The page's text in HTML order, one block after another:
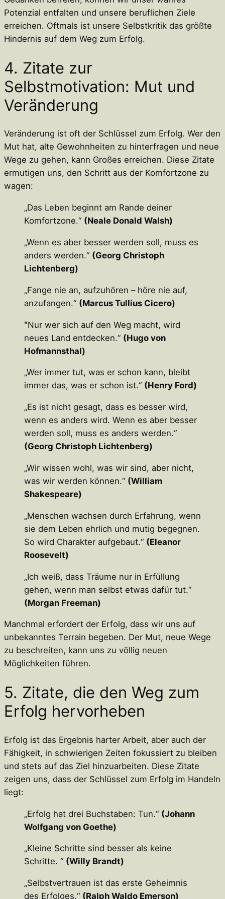
Potenzial entfalten und unsere beruflichen Ziele
erreichen. Oftmals ist unsere Selbstkritik das größte
Hindernis auf dem Weg zum Erfolg.
4. Zitate zur
Selbstmotivation: Mut und
Veränderung
Veränderung ist oft der Schlüssel zum Erfolg. Wer den
Mut hat, alte Gewohnheiten zu hinterfragen und neue
Wege zu gehen, kann Großes erreichen. Diese Zitate
ermutigen uns, den Schritt aus der Komfortzone zu
wagen:
„Das Leben beginnt am Rande deiner
Komfortzone.“ (Neale Donald Walsh)
„Wenn es aber besser werden soll, muss es
anders werden.“ (Georg Christoph
Lichtenberg)
„Fange nie an, aufzuhören – höre nie auf,
anzufangen.“ (Marcus Tullius Cicero)
“Nur wer sich auf den Weg macht, wird
neues Land entdecken.“ (Hugo von
Hofmannsthal)
„Wer immer tut, was er schon kann, bleibt
immer das, was er schon ist.“ (Henry Ford)
„Es ist nicht gesagt, dass es besser wird,
wenn es anders wird. Wenn es aber besser
werden soll, muss es anders werden.“
(Georg Christoph Lichtenberg)
„Wir wissen wohl, was wir sind, aber nicht,
was wir werden können.“ (William
Shakespeare)
„Menschen wachsen durch Erfahrung, wenn
sie dem Leben ehrlich und mutig begegnen.
So wird Charakter aufgebaut.“ (Eleanor
Roosevelt)
„Ich weiß, dass Träume nur in Erfüllung
gehen, wenn man selbst etwas dafür tut.“
(Morgan Freeman)
Manchmal erfordert der Erfolg, dass wir uns auf
unbekanntes Terrain begeben. Der Mut, neue Wege
zu beschreiten, kann uns zu völlig neuen
Möglichkeiten führen.
5. Zitate, die den Weg zum
Erfolg hervorheben
Erfolg ist das Ergebnis harter Arbeit, aber auch der
Fähigkeit, in schwierigen Zeiten fokussiert zu bleiben
und stets auf das Ziel hinzuarbeiten. Diese Zitate
zeigen uns, dass der Schlüssel zum Erfolg im Handeln
liegt:
„Erfolg hat drei Buchstaben: Tun.“ (Johann
Wolfgang von Goethe)
„Kleine Schritte sind besser als keine
Schritte. “ (Willy Brandt)
„Selbstvertrauen ist das erste Geheimnis
des Erfolges.“ (Ralph Waldo Emerson)